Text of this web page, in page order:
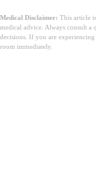
Medical Disclaimer: This article
medical advice. Always consult a
decisions. If you are
room immediately.